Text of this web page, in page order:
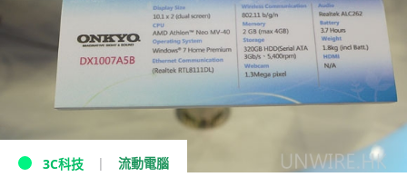
3C科技 流動電腦